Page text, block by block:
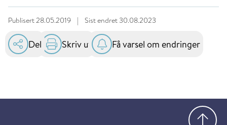
Publisert28.05.2019 | Sist endret 30.08.2023
Del Skriv ut Få varsel om endringer